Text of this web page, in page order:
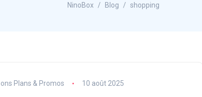
NinoBox Blog shopping
Plans & Promos 10 août 2025